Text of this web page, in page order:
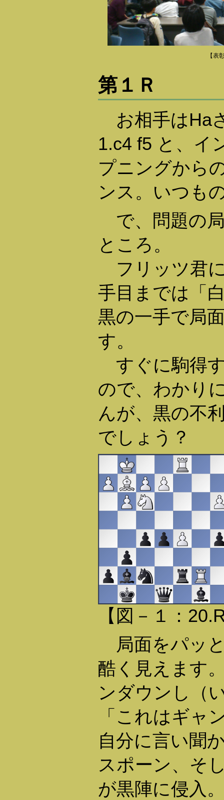
【表
第１Ｒ
お相手はHa
1.c4 f5 と、イ
プニングから
ンス。いつも
で、問題の
ところ。
フリッツ君
手目までは「
黒の一手で局
す。
すぐに駒得
ので、わかり
んが、黒の不
でしょう？
【図－１：
局面をパッ
酷く見えます
ンダウンし（
「これはギャ
自分に言い聞
スポーン、そ
が黒陣に侵入